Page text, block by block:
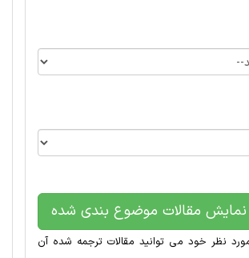
نمایش مقالات موضوع بندی شده
نظر خود می توانید مقالات ترجمه شده آن